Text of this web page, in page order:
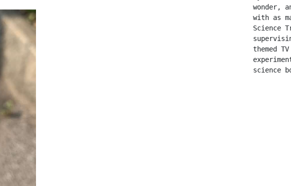
wonder,
with as
Science
themed
science